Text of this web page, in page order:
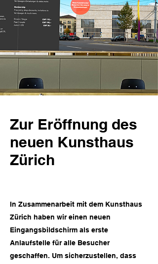
Zur Eröffnung des
neuen Kunsthaus
Zürich
In Zusammenarbeit mit dem Kunsthaus
Zürich haben wir einen neuen
Eingangsbildschirm als erste
Anlaufstelle für alle Besucher
geschaffen. Um sicherzustellen, dass